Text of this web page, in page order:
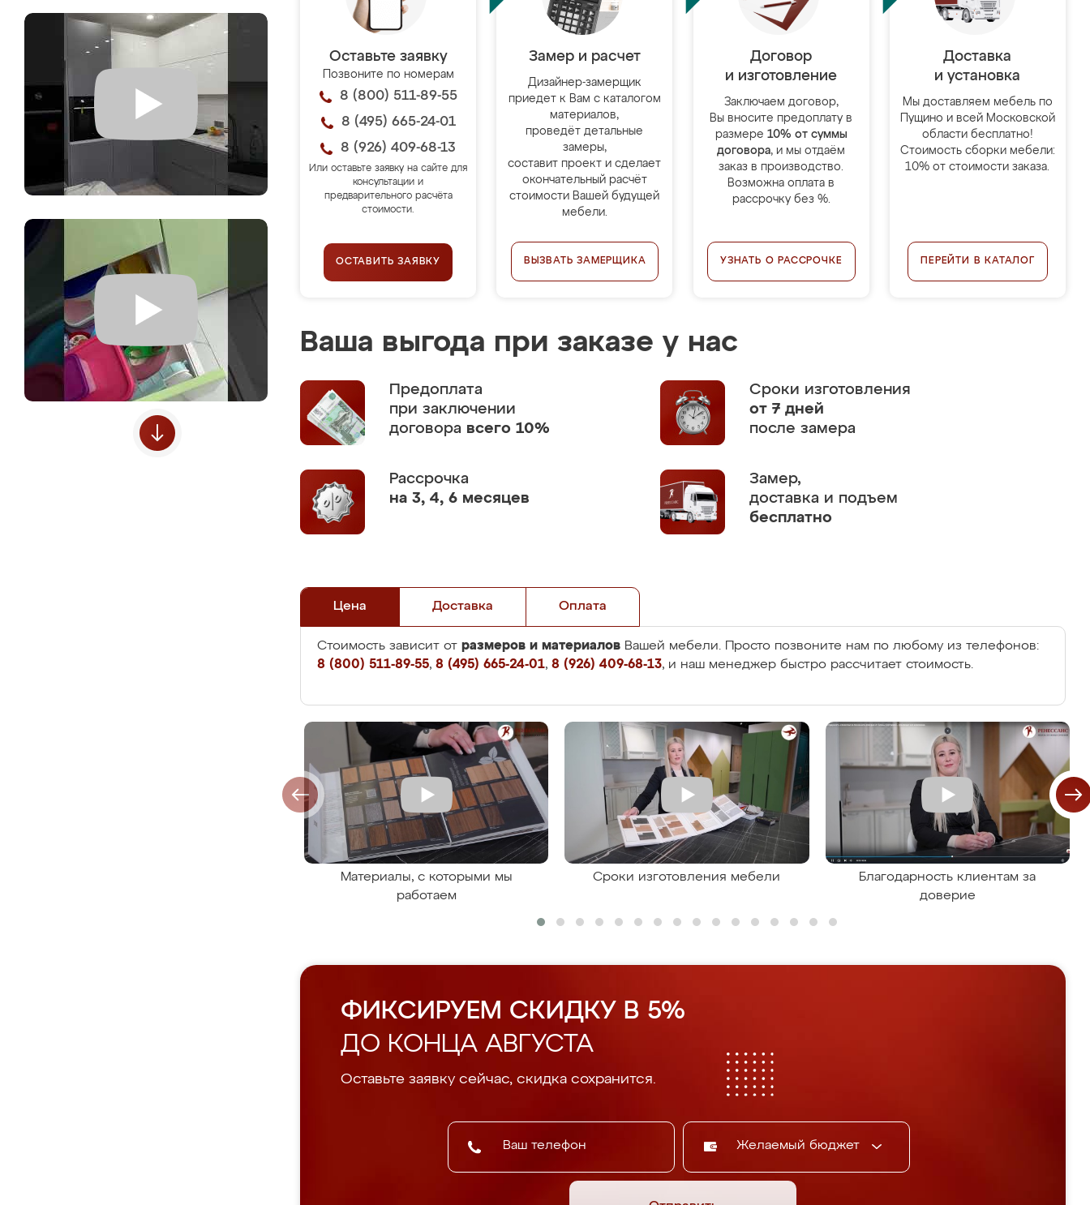
Оставьте заявку
Позвоните по номерам
8 (800) 511-89-55
8 (495) 665-24-01
8 (926) 409-68-13
Или оставьте заявку на сайте для
консультации и
предварительного расчёта
стоимости.
ОСТАВИТЬ ЗАЯВКУ
Замер и расчет
Дизайнер-замерщик
приедет к Вам с каталогом
материалов,
проведёт детальные
замеры,
составит проект и сделает
окончательный расчёт
стоимости Вашей будущей
мебели.
ВЫЗВАТЬ ЗАМЕРЩИКА
Договор
и изготовление
Заключаем договор,
Вы вносите предоплату в
размере 10% от суммы
договора, и мы отдаём
заказ в производство.
Возможна оплата в
рассрочку без %.
УЗНАТЬ О РАССРОЧКЕ
Доставка
и установка
Мы доставляем мебель по
Пущино и всей Московской
области бесплатно!
Стоимость сборки мебели:
10% от стоимости заказа.
ПЕРЕЙТИ В КАТАЛОГ
Ваша выгода при заказе у нас
Предоплата
при заключении
договора всего 10%
Сроки изготовления
от 7 дней
после замера
Рассрочка
на 3, 4, 6 месяцев
Замер,
доставка и подъем
бесплатно
Цена Доставка Оплата
Стоимость зависит от размеров и материалов Вашей мебели. Просто позвоните нам по любому из телефонов:
8 (800) 511-89-55, 8 (495) 665-24-01, 8 (926) 409-68-13, и наш менеджер быстро рассчитает стоимость.
Материалы, с которыми мы
работаем
Сроки изготовления мебели
Благодарность клиентам за
доверие
ФИКСИРУЕМ СКИДКУ В 5%
ДО КОНЦА АВГУСТА
Оставьте заявку сейчас, скидка сохранится.
Желаемый бюджет